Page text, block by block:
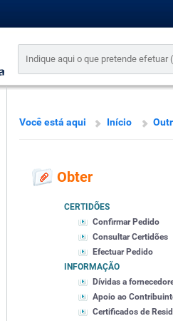
Você está aqui Início
Obter
CERTIDÕES
Confirmar Pedido
Consultar Certidões
Efectuar Pedido
INFORMAÇÃO
Dívidas a
Apoio ao
Certificados de